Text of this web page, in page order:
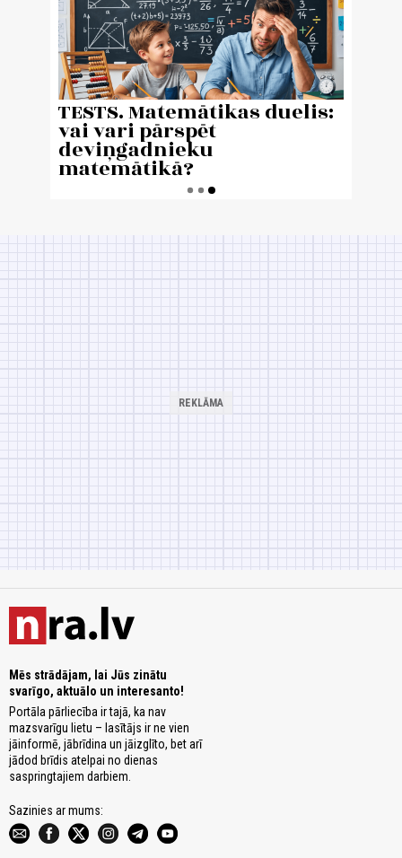
Mēs strādājam, lai Jūs zinātu
svarīgo, aktuālo un interesanto!
Portāla pārliecība ir tajā, ka nav
mazsvarīgu lietu – lasītājs ir ne vien
jāinformē, jābrīdina un jāizglīto, bet arī
jādod brīdis atelpai no dienas
saspringtajiem darbiem.
Sazinies ar mums: